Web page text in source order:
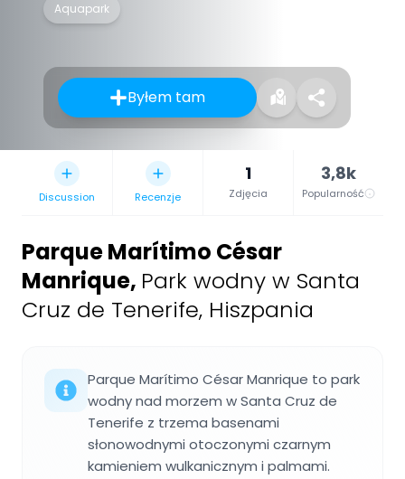
Aquapark
Byłem tam
Discussion Recenzje
1
Zdjęcia
3,8k
Popularność
Parque Marítimo César
Manrique, Park wodny w Santa
Cruz de Tenerife, Hiszpania
Parque Marítimo César Manrique to park
wodny nad morzem w Santa Cruz de
Tenerife z trzema basenami
słonowodnymi otoczonymi czarnym
kamieniem wulkanicznym i palmami.